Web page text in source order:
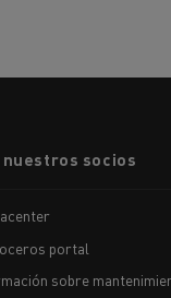
nuestros socios
portal
sobre